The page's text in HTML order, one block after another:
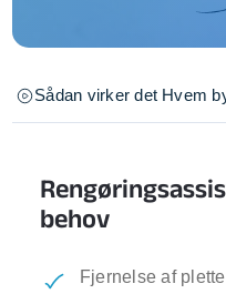
Sådan virker det Hvem
behov
Fjernelse af